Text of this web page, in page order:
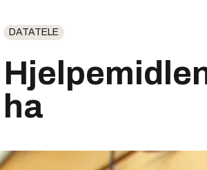
DATATELE
ha